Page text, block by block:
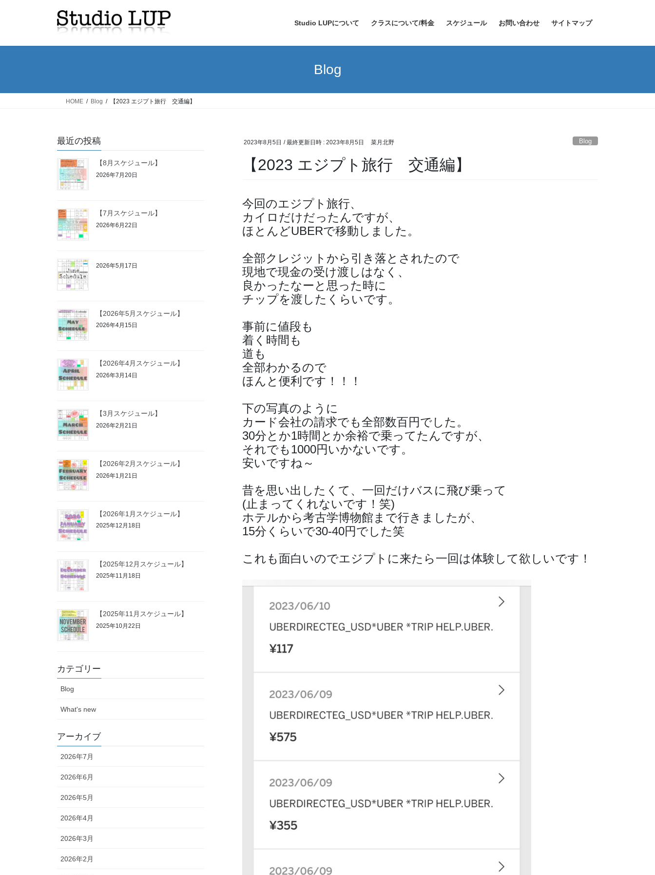
Studio LUPについて クラスについて/料金 スケジュール お問い合わせ サイトマップ
Blog
HOME Blog 【2023 エジプト旅行 交通編】
2023年8月5日 / 最終更新日時 : 2023年8月5日 菜月北野 Blog
【2023 エジプト旅行 交通編】
今回のエジプト旅行、
カイロだけだったんですが、
ほとんどUBERで移動しました。
全部クレジットから引き落とされたので
現地で現金の受け渡しはなく、
良かったなーと思った時に
チップを渡したくらいです。
事前に値段も
着く時間も
道も
全部わかるので
ほんと便利です！！！
下の写真のように
カード会社の請求でも全部数百円でした。
30分とか1時間とか余裕で乗ってたんですが、
それでも1000円いかないです。
安いですね～
昔を思い出したくて、一回だけバスに飛び乗って
(止まってくれないです！笑)
ホテルから考古学博物館まで行きましたが、
15分くらいで30-40円でした笑
これも面白いのでエジプトに来たら一回は体験して欲しいです！
最近の投稿
【8月スケジュール】
2026年7月20日
【7月スケジュール】
2026年6月22日
2026年5月17日
【2026年5月スケジュール】
2026年4月15日
【2026年4月スケジュール】
2026年3月14日
【3月スケジュール】
2026年2月21日
【2026年2月スケジュール】
2026年1月21日
【2026年1月スケジュール】
2025年12月18日
【2025年12月スケジュール】
2025年11月18日
【2025年11月スケジュール】
2025年10月22日
カテゴリー
Blog
What's new
アーカイブ
2026年7月
2026年6月
2026年5月
2026年4月
2026年3月
2026年2月